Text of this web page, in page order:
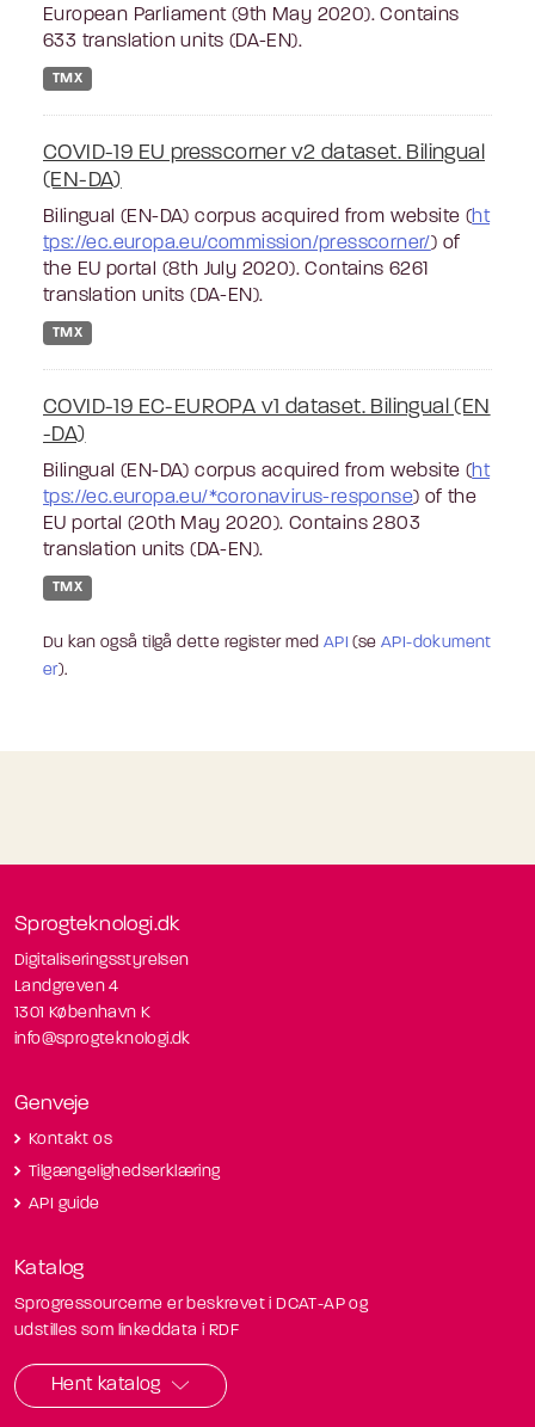
European Parliament (9th May 2020). Contains
633 translation units (DA-EN).
TMX
COVID-19 EU presscorner v2 dataset. Bilingual
(EN-DA)
Bilingual (EN-DA) corpus acquired from website (ht
tps://ec.europa.eu/commission/presscorner/) of
the EU portal (8th July 2020). Contains 6261
translation units (DA-EN).
TMX
COVID-19 EC-EUROPA v1 dataset. Bilingual (EN
-DA)
Bilingual (EN-DA) corpus acquired from website (ht
tps://ec.europa.eu/*coronavirus-response) of the
EU portal (20th May 2020). Contains 2803
translation units (DA-EN).
TMX
Du kan også tilgå dette register med API (seAPI-dokument
er).
Sprogteknologi.dk
Digitaliseringsstyrelsen
Landgreven 4
1301 København K
info@sprogteknologi.dk
Genveje
Kontakt os
Tilgængelighedserklæring
API guide
Katalog
Sprogressourcerne er beskrevet i DCAT-AP og
udstilles som linkeddata i RDF
Hent katalog